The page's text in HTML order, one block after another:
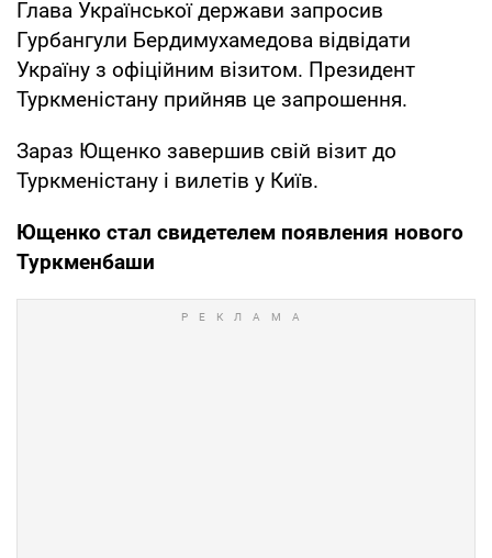
Глава Української держави запросив
Гурбангули Бердимухамедова відвідати
Україну з офіційним візитом. Президент
Туркменістану прийняв це запрошення.
Зараз Ющенко завершив свій візит до
Туркменістану і вилетів у Київ.
Ющенко стал свидетелем появления нового
Туркменбаши